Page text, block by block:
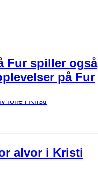
Fur spiller også
på Fur
alvor i Kristi